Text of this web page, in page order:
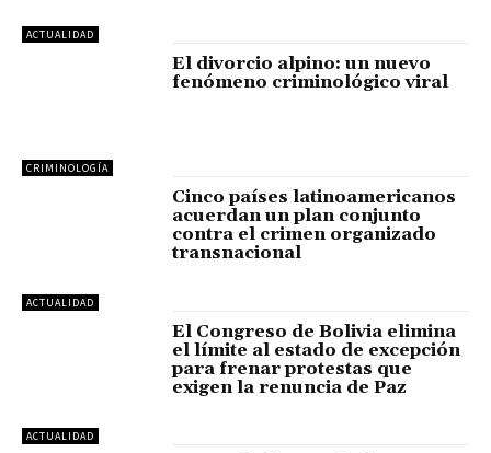
ACTUALIDAD
CRIMINOLOGÍA
El divorcio alpino: un nuevo
fenómeno criminológico viral
ACTUALIDAD
Cinco países latinoamericanos
acuerdan un plan conjunto
contra el crimen organizado
transnacional
ACTUALIDAD
El Congreso de Bolivia elimina
el límite al estado de excepción
para frenar protestas que
exigen la renuncia de Paz